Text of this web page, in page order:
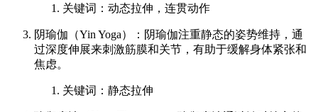
关键词：动态拉伸，连贯动作
阴瑜伽（Yin Yoga）：阴瑜伽注重静态的姿势维持，通
过深度伸展来刺激筋膜和关节，有助于缓解身体紧张和
焦虑。
关键词：静态拉伸